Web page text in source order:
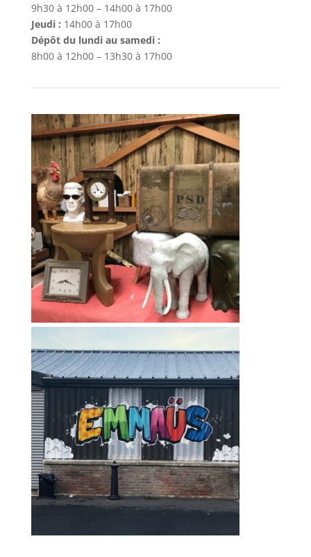
9h30 à 12h00 – 14h00 à 17h00
Jeudi : 14h00 à 17h00
Dépôt du lundi au samedi :
8h00 à 12h00 – 13h30 à 17h00